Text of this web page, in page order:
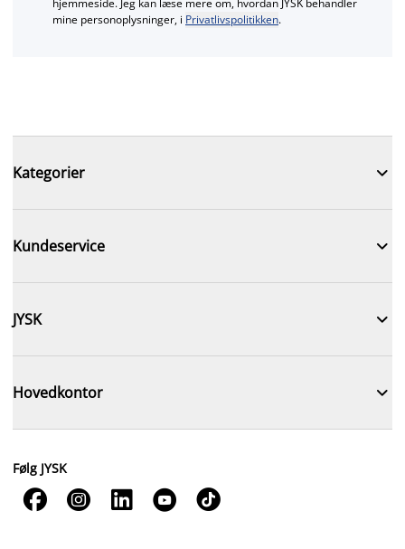
hjemmeside. Jeg kan læse mere om, hvordan JYSK behandler
mine personoplysninger, i Privatlivspolitikken.
Kategorier 
Kundeservice 
JYSK 
Hovedkontor 
Følg JYSK
    